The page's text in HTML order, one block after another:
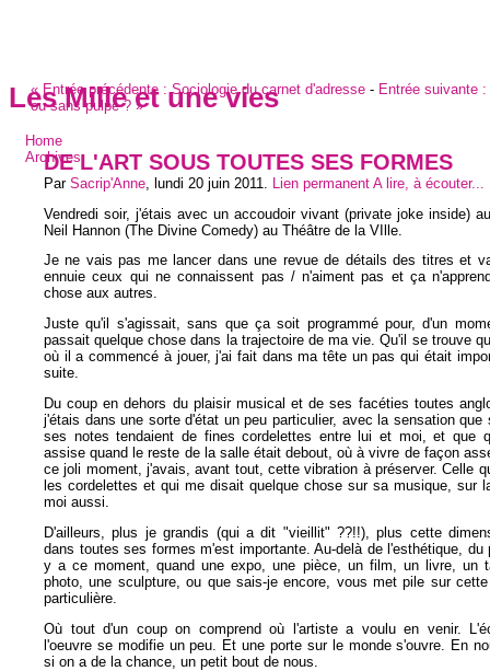
Les Mille et une vies
Home
Archives
« Entrée précédente :Sociologie du carnet d'adresse - Entrée suivante :
ou sans pulpe ? »
DE L'ART SOUS TOUTES SES FORMES
Par Sacrip'Anne lundi 20 juin 2011 Lien permanent A lire, à écouter...
Vendredi soir, j'étais avec un accoudoir vivant (private joke inside)
Neil Hannon (The Divine Comedy) au Théâtre de la VIlle.
Je ne vais pas me lancer dans une revue de détails des titres et
ennuie ceux qui ne connaissent pas / n'aiment pas et ça
chose aux autres.
Juste qu'il s'agissait, sans que ça soit programmé pour, d'un
passait quelque chose dans la trajectoire de ma vie. Qu'il se trouve
où il a commencé à jouer, j'ai fait dans ma tête un pas qui était
suite.
Du coup en dehors du plaisir musical et de ses facéties toutes
j'étais dans une sorte d'état un peu particulier, avec la sensation que
ses notes tendaient de fines cordelettes entre lui et moi, et que
assise quand le reste de la salle était debout, où à vivre de façon
ce joli moment, j'avais, avant tout, cette vibration à préserver. Celle
les cordelettes et qui me disait quelque chose sur sa musique, sur
moi aussi.
D'ailleurs, plus je grandis (qui a dit "vieillit" ??!!), plus cette
dans toutes ses formes m'est importante. Au-delà de l'esthétique, du
y a ce moment, quand une expo, une pièce, un film, un livre, un
photo, une sculpture, ou que sais-je encore, vous met pile sur
particulière.
Où tout d'un coup on comprend où l'artiste a voulu en venir.
l'oeuvre se modifie un peu. Et une porte sur le monde s'ouvre. En
si on a de la chance, un petit bout de nous.